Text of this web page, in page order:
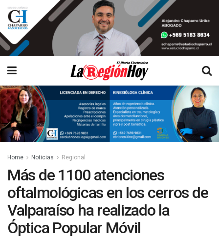
Home Noticias Regional
Más de 1100 atenciones
oftalmológicas en los cerros de
Valparaíso ha realizado la
Óptica Popular Móvil